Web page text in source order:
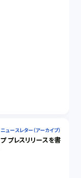
ニュースレター（アーカイブ）
プレスリリースを書